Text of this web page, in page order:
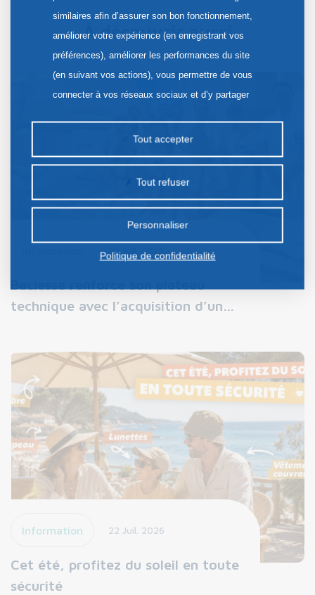
À découvrir aussi
30 Juil. 2026
technique avec l’acquisition d’un…
Information 22 Juil. 2026
Cet été, profitez du soleil en toute
sécurité
similaires afin d’assurer son bon fonctionnement,
améliorer votre expérience (en enregistrant vos
préférences), améliorer les performances du site
(en suivant vos actions), vous permettre de vous
connecter à vos réseaux sociaux et d’y partager
la publicité personnalisée sur notre site ou ceux de
nos partenaires. Certains traceurs non classés
préalable.
Tout accepter
Tout refuser
Personnaliser
Politique de confidentialité